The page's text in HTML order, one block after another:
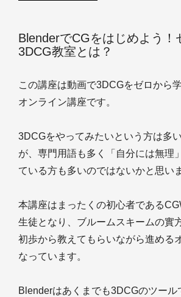
BlenderでCGをはじめよう！
3DCG教室とは？
この講座は動画で3DCGをゼロから
オンライン講座です。
3DCGをやってみたいという方は多
が、専門用語も多く「自分には無理
ている方も多いのではないかと思い
本講座はまったくの初心者である
生徒となり、ブルームスキームの實
初歩から教えてもらいながら進める
なっています。
Blenderはあくまでも3DCGのツール